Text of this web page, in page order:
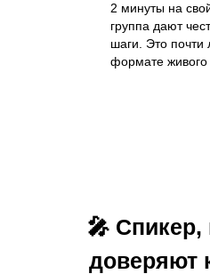
2 минуты на
группа дают
шаги. Это почти
формате живого
🎤 Спикер,
доверяют